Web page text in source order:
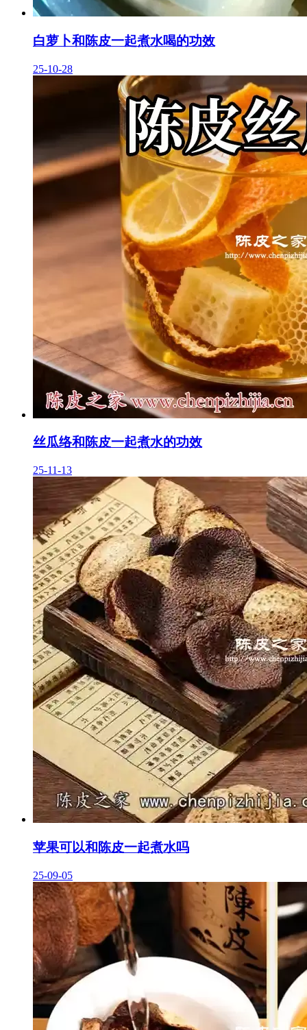
白萝卜和陈皮一起煮水喝的功效
25-10-28
丝瓜络和陈皮一起煮水的功效
25-11-13
苹果可以和陈皮一起煮水吗
25-09-05